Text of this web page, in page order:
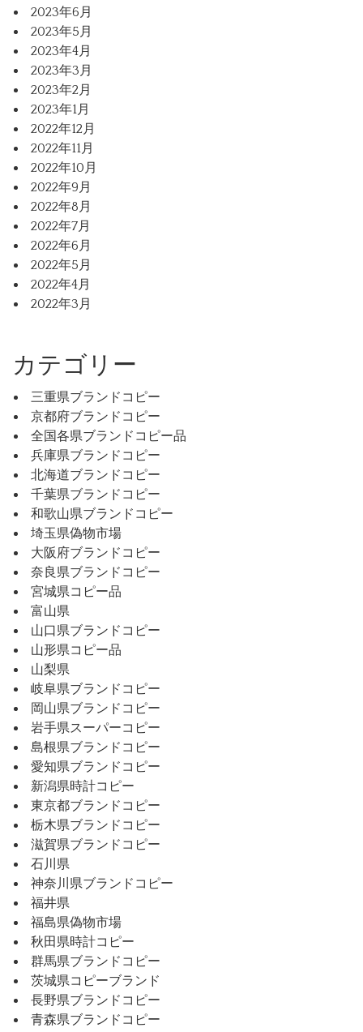
2023年6月
2023年5月
2023年4月
2023年3月
2023年2月
2023年1月
2022年12月
2022年11月
2022年10月
2022年9月
2022年8月
2022年7月
2022年6月
2022年5月
2022年4月
2022年3月
カテゴリー
三重県ブランドコピー
京都府ブランドコピー
全国各県ブランドコピー品
兵庫県ブランドコピー
北海道ブランドコピー
千葉県ブランドコピー
和歌山県ブランドコピー
埼玉県偽物市場
大阪府ブランドコピー
奈良県ブランドコピー
宮城県コピー品
富山県
山口県ブランドコピー
山形県コピー品
山梨県
岐阜県ブランドコピー
岡山県ブランドコピー
岩手県スーパーコピー
島根県ブランドコピー
愛知県ブランドコピー
新潟県時計コピー
東京都ブランドコピー
栃木県ブランドコピー
滋賀県ブランドコピー
石川県
神奈川県ブランドコピー
福井県
福島県偽物市場
秋田県時計コピー
群馬県ブランドコピー
茨城県コピーブランド
長野県ブランドコピー
青森県ブランドコピー